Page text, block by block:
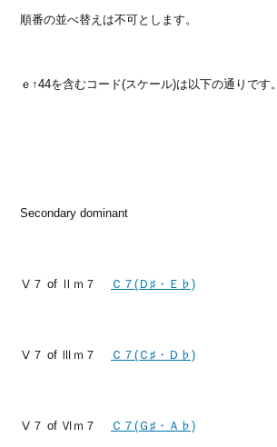
順番の並べ替えは不可とします。
ｅ↑44を含むコード(スケール)は以下の通りです。
Secondary dominant
Ⅴ７ of Ⅱｍ７ Ｃ７(Ｄ♯・Ｅ♭)
Ⅴ７ of Ⅲｍ７ Ｃ７(Ｃ♯・Ｄ♭)
Ⅴ７ of Ⅵｍ７ Ｃ７(Ｇ♯・Ａ♭)